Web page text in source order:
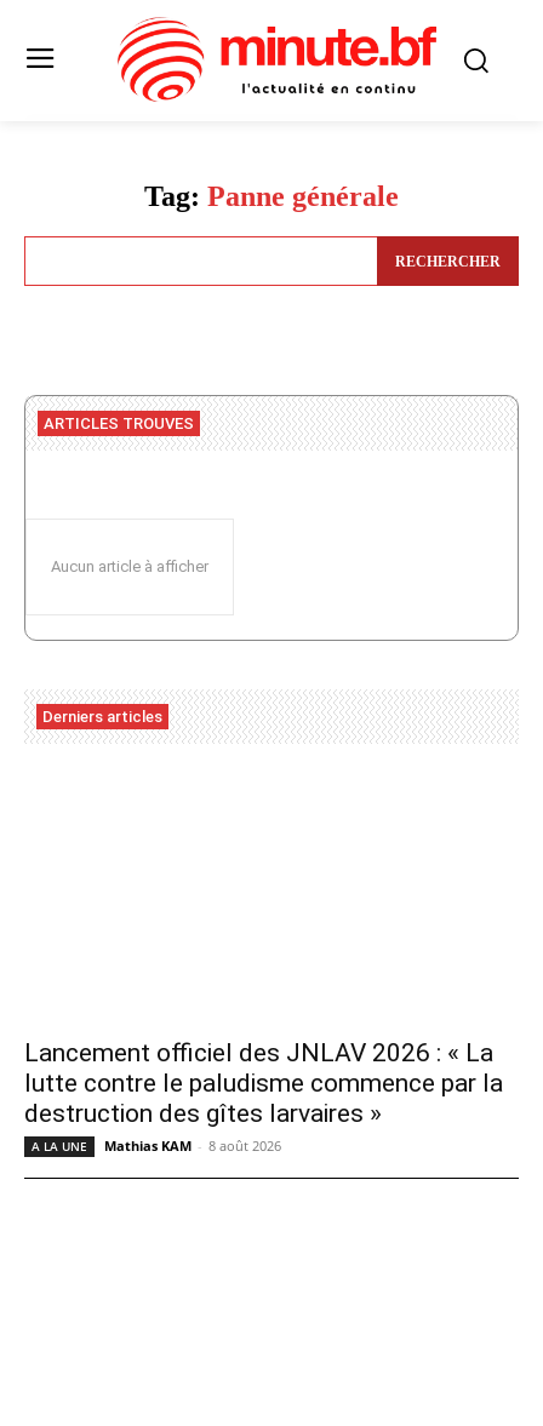
Tag: Panne générale
RECHERCHER
ARTICLES TROUVES
Aucun article à afficher
Derniers articles
Lancement officiel des JNLAV 2026 : « La
lutte contre le paludisme commence par la
destruction des gîtes larvaires »
A LA UNE Mathias KAM - 8 août 2026